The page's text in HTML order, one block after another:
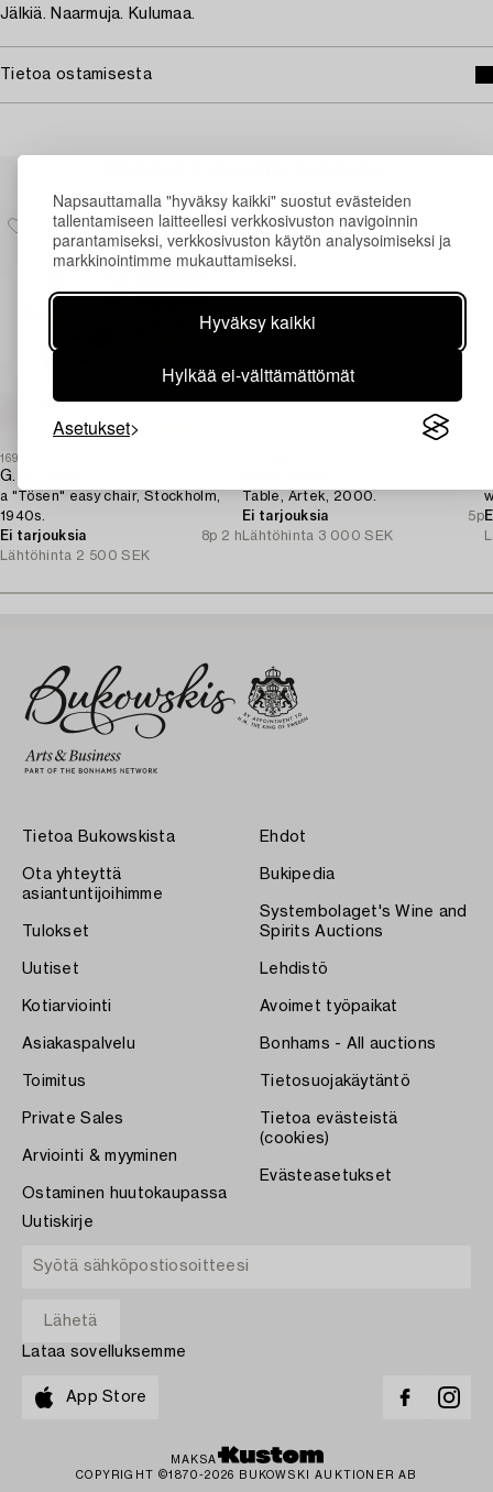
Napsauttamalla "hyväksy kaikki" suostut evästeiden
tallentamiseen laitteellesi verkkosivuston navigoinnin
parantamiseksi, verkkosivuston käytön analysoimiseksi ja
markkinointimme mukauttamiseksi.
Hyväksy kaikki
Hylkää ei-välttämättömät
Asetukset
Jälkiä. Naarmuja. Kulumaa.
Tietoa ostamisesta
1697171
G. A. Berg,
a "Tösen" easy chair, Stockholm,
1940s.
Ei tarjouksia
8p 2 h
Lähtöhinta 2 500 SEK
Table, Artek, 2000.
Ei tarjouksia
5p
Lähtöhinta 3 000 SEK
Tietoa Bukowskista
Ota yhteyttä
asiantuntijoihimme
Tulokset
Uutiset
Kotiarviointi
Asiakaspalvelu
Toimitus
Private Sales
Arviointi & myyminen
Ostaminen huutokaupassa
Ehdot
Bukipedia
Systembolaget's Wine and
Spirits Auctions
Lehdistö
Avoimet työpaikat
Bonhams - All auctions
Tietosuojakäytäntö
Tietoa evästeistä
(cookies)
Evästeasetukset
Uutiskirje
Lataa sovelluksemme
App Store
MAKSA
COPYRIGHT ©1870-2026 BUKOWSKI AUKTIONER AB